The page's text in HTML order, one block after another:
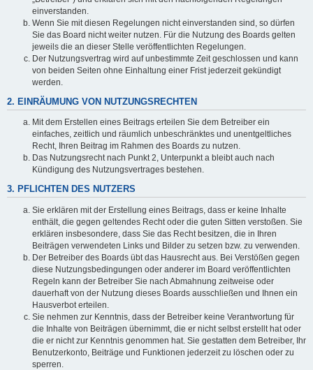
einverstanden.
Wenn Sie mit diesen Regelungen nicht einverstanden sind, so dürfen
Sie das Board nicht weiter nutzen. Für die Nutzung des Boards gelten
jeweils die an dieser Stelle veröffentlichten Regelungen.
Der Nutzungsvertrag wird auf unbestimmte Zeit geschlossen und kann
von beiden Seiten ohne Einhaltung einer Frist jederzeit gekündigt
werden.
2. EINRÄUMUNG VON NUTZUNGSRECHTEN
Mit dem Erstellen eines Beitrags erteilen Sie dem Betreiber ein
einfaches, zeitlich und räumlich unbeschränktes und unentgeltliches
Recht, Ihren Beitrag im Rahmen des Boards zu nutzen.
Das Nutzungsrecht nach Punkt 2, Unterpunkt a bleibt auch nach
Kündigung des Nutzungsvertrages bestehen.
3. PFLICHTEN DES NUTZERS
Sie erklären mit der Erstellung eines Beitrags, dass er keine Inhalte
enthält, die gegen geltendes Recht oder die guten Sitten verstoßen. Sie
erklären insbesondere, dass Sie das Recht besitzen, die in Ihren
Beiträgen verwendeten Links und Bilder zu setzen bzw. zu verwenden.
Der Betreiber des Boards übt das Hausrecht aus. Bei Verstößen gegen
diese Nutzungsbedingungen oder anderer im Board veröffentlichten
Regeln kann der Betreiber Sie nach Abmahnung zeitweise oder
dauerhaft von der Nutzung dieses Boards ausschließen und Ihnen ein
Hausverbot erteilen.
Sie nehmen zur Kenntnis, dass der Betreiber keine Verantwortung für
die Inhalte von Beiträgen übernimmt, die er nicht selbst erstellt hat oder
die er nicht zur Kenntnis genommen hat. Sie gestatten dem Betreiber, Ihr
Benutzerkonto, Beiträge und Funktionen jederzeit zu löschen oder zu
sperren.